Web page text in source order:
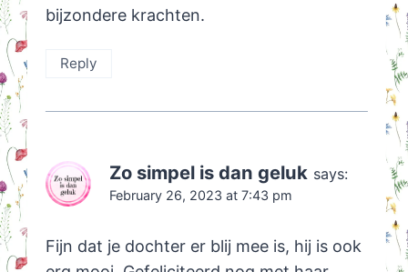
bijzondere krachten.
Reply
Zo simpel is dan geluk says:
February 26, 2023 at 7:43 pm
Fijn dat je dochter er blij mee is, hij is ook